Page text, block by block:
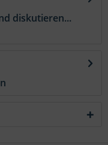
diskutieren...